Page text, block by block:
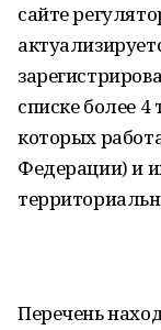
сайте
списке более
которых
Федерации) и
Перечень